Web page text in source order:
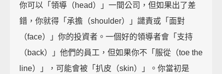
你可以「領導（head）」一間公司，但如果出了差
錯，你就得「承擔（shoulder）」譴責或「面對
（face）」你的投資者。一個好的領導者會「支持
（back）」他們的員工，但如果你不「服從（toe the
line）」，可能會被「扒皮（skin）」。你當初是